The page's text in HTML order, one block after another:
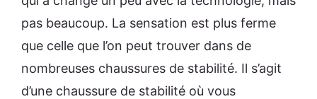
pas beaucoup. La sensation est plus ferme
que celle que l’on peut trouver dans de
nombreuses chaussures de stabilité. Il s’agit
d’une chaussure de stabilité où vous